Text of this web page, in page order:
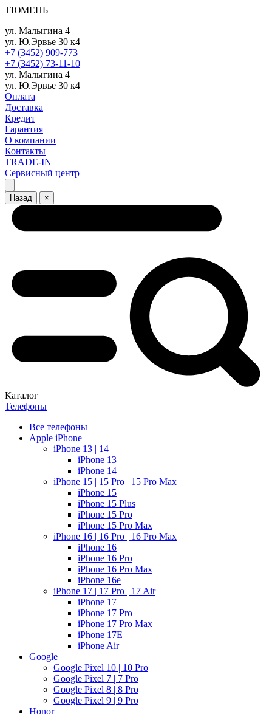
ТЮМЕНЬ
ул. Малыгина 4
ул. Ю.Эрвье 30 к4
+7 (3452) 909-773
+7 (3452) 73-11-10
ул. Малыгина 4
ул. Ю.Эрвье 30 к4
Оплата
Доставка
Кредит
Гарантия
О компании
Контакты
TRADE-IN
Сервисный центр
Назад ×
Каталог
Телефоны
Все телефоны
Apple iPhone
iPhone 13 | 14
iPhone 13
iPhone 14
iPhone 15 | 15 Pro | 15 Pro Max
iPhone 15
iPhone 15 Plus
iPhone 15 Pro
iPhone 15 Pro Max
iPhone 16 | 16 Pro | 16 Pro Max
iPhone 16
iPhone 16 Pro
iPhone 16 Pro Max
iPhone 16e
iPhone 17 | 17 Pro | 17 Air
iPhone 17
iPhone 17 Pro
iPhone 17 Pro Max
iPhone 17E
iPhone Air
Google
Google Pixel 10 | 10 Pro
Google Pixel 7 | 7 Pro
Google Pixel 8 | 8 Pro
Google Pixel 9 | 9 Pro
Honor